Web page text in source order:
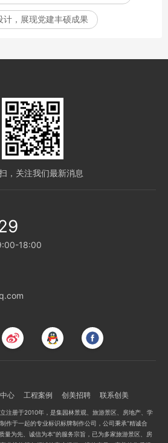
计，展现党建丰硕成果
，关注我们最新消息
18:00
心 工程案例 创美招聘 联系创美
注册于2010年，是集园林景观、旅游景区、房地产、学
作于一起的专业标识标牌制作公司，公司秉承“精诚合
量为先、诚信为本”的服务宗旨，已为多家旅游景区、房